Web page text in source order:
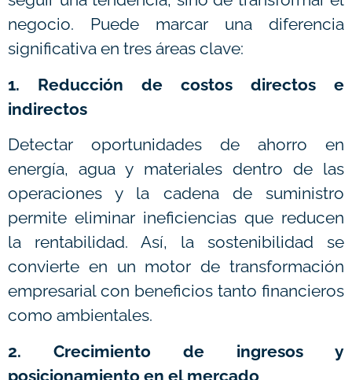
negocio. Puede marcar una diferencia
significativa en tres áreas clave:
1. Reducción de costos directos e
indirectos
Detectar oportunidades de ahorro en
energía, agua y materiales dentro de las
operaciones y la cadena de suministro
permite eliminar ineficiencias que reducen
la rentabilidad. Así, la sostenibilidad se
convierte en un motor de transformación
empresarial con beneficios tanto financieros
como ambientales.
2. Crecimiento de ingresos y
posicionamiento en el mercado